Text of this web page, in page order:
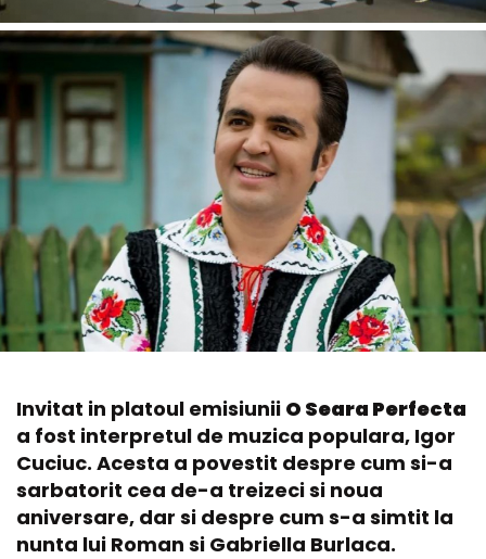
Invitat in platoul emisiunii O Seara Perfecta
a fost interpretul de muzica populara, Igor
Cuciuc. Acesta a povestit despre cum si-a
sarbatorit cea de-a treizeci si noua
aniversare, dar si despre cum s-a simtit la
nunta lui Roman si Gabriella Burlaca.